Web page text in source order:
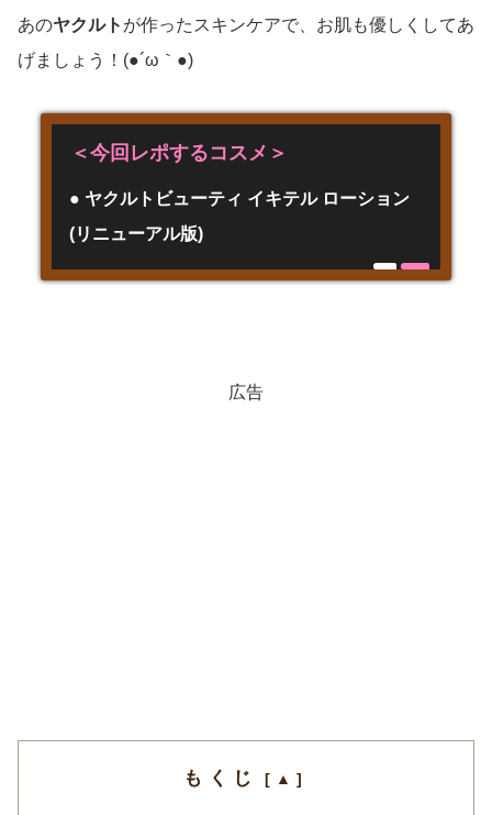
あのヤクルト が作ったスキンケアで、お肌も優しくしてあ
げましょう！(●´ω｀●)
＜今回レポするコスメ＞
● ヤクルトビューティ イキテル ローション
(リニューアル版)
広告
もくじ